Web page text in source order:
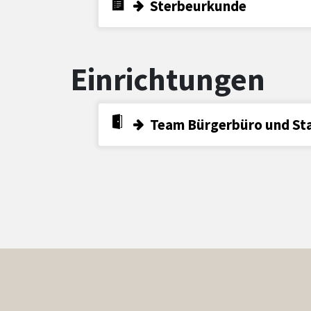
Sterbeurkunde
Einrichtungen
Team Bürgerbüro und